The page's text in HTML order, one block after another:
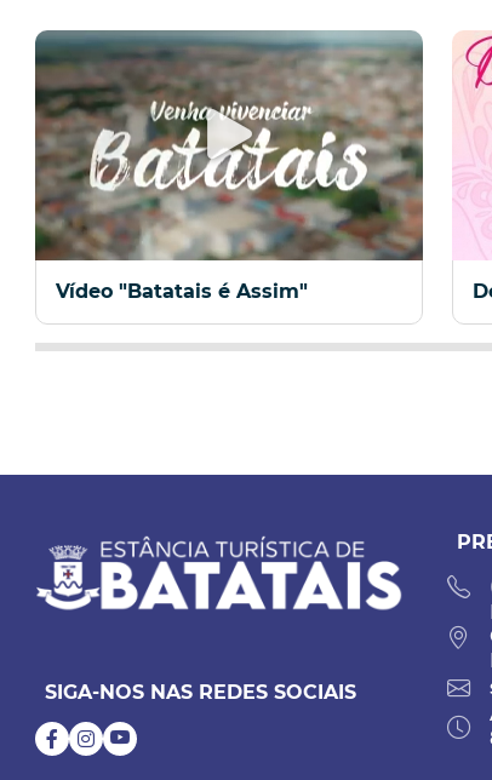
Vídeo "Batatais é Assim"
SIGA-NOS NAS REDES SOCIAIS